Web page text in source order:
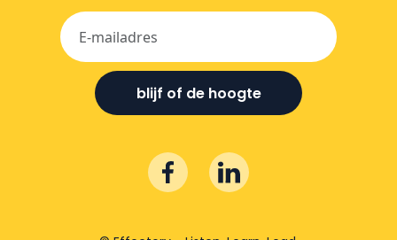
blijf of de hoogte